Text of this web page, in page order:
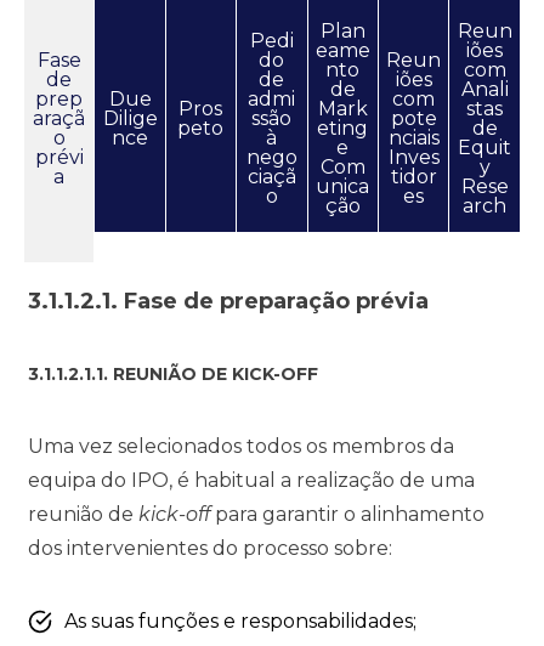
Fase
de
prep
araçã
o
prévi
a
Due
Dilige
nce
Pros
peto
Pedi
do
de
admi
ssão
à
nego
ciaçã
o
Plan
eame
nto
de
Mark
eting
e
Com
unica
ção
Reun
iões
com
pote
nciais
Inves
tidor
es
Reun
iões
com
Anali
stas
de
Equit
y
Rese
arch
3.1.1.2.1. Fase de preparação prévia
3.1.1.2.1.1. REUNIÃO DE KICK-OFF
Uma vez selecionados todos os membros da
equipa do IPO, é habitual a realização de uma
reunião de kick-offpara garantir o alinhamento
dos intervenientes do processo sobre:
As suas funções e responsabilidades;